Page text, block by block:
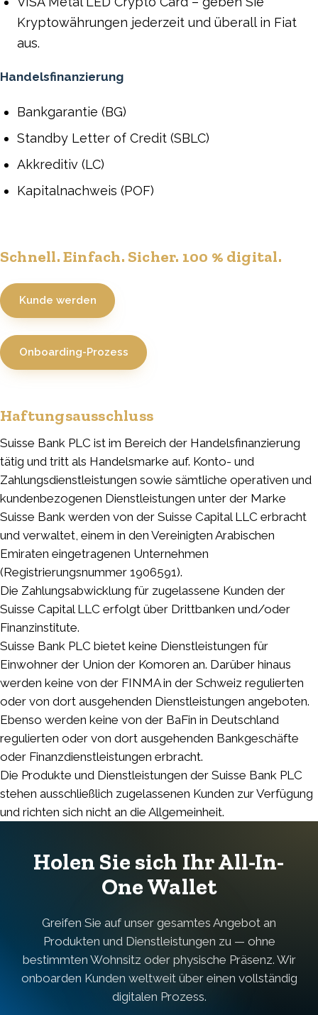
Kryptowährungen jederzeit und überall in Fiat
aus.
Handelsfinanzierung
Bankgarantie (BG)
Standby Letter of Credit (SBLC)
Akkreditiv (LC)
Kapitalnachweis (POF)
Schnell. Einfach. Sicher. 100 % digital.
Kunde werden
Onboarding-Prozess
Haftungsausschluss
Suisse Bank PLC ist im Bereich der Handelsfinanzierung
tätig und tritt als Handelsmarke auf. Konto- und
Zahlungsdienstleistungen sowie sämtliche operativen und
kundenbezogenen Dienstleistungen unter der Marke
Suisse Bank werden von der Suisse Capital LLC erbracht
und verwaltet, einem in den Vereinigten Arabischen
Emiraten eingetragenen Unternehmen
(Registrierungsnummer 1906591).
Die Zahlungsabwicklung für zugelassene Kunden der
Suisse Capital LLC erfolgt über Drittbanken und/oder
Finanzinstitute.
Suisse Bank PLC bietet keine Dienstleistungen für
Einwohner der Union der Komoren an. Darüber hinaus
werden keine von der FINMA in der Schweiz regulierten
oder von dort ausgehenden Dienstleistungen angeboten.
Ebenso werden keine von der BaFin in Deutschland
regulierten oder von dort ausgehenden Bankgeschäfte
oder Finanzdienstleistungen erbracht.
Die Produkte und Dienstleistungen der Suisse Bank PLC
stehen ausschließlich zugelassenen Kunden zur Verfügung
und richten sich nicht an die Allgemeinheit.
Holen Sie sich Ihr All-In-
One Wallet
Greifen Sie auf unser gesamtes Angebot an
Produkten und Dienstleistungen zu — ohne
bestimmten Wohnsitz oder physische Präsenz. Wir
onboarden Kunden weltweit über einen vollständig
digitalen Prozess.